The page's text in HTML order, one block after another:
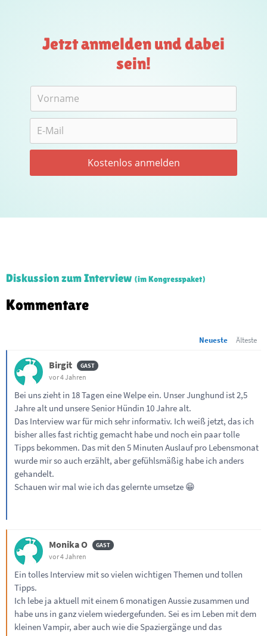
Jetzt anmelden und dabei
sein!
Diskussion zum Interview (im Kongresspaket)
Kommentare
Neueste Älteste
Birgit
vor 4 Jahren
Bei uns zieht in 18 Tagen eine Welpe ein. Unser Junghund ist 2,5
Jahre alt und unsere Senior Hündin 10 Jahre alt.
Das Interview war für mich sehr informativ. Ich weiß jetzt, das ich
bisher alles fast richtig gemacht habe und noch ein paar tolle
Tipps bekommen. Das mit den 5 Minuten Auslauf pro Lebensmonat
wurde mir so auch erzählt, aber gefühlsmäßig habe ich anders
gehandelt.
Schauen wir mal wie ich das gelernte umsetze 😁
Monika O
vor 4 Jahren
Ein tolles Interview mit so vielen wichtigen Themen und tollen
Tipps.
Ich lebe ja aktuell mit einem 6 monatigen Aussie zusammen und
habe uns in ganz vielem wiedergefunden. Sei es im Leben mit dem
kleinen Vampir, aber auch wie die Spaziergänge und das